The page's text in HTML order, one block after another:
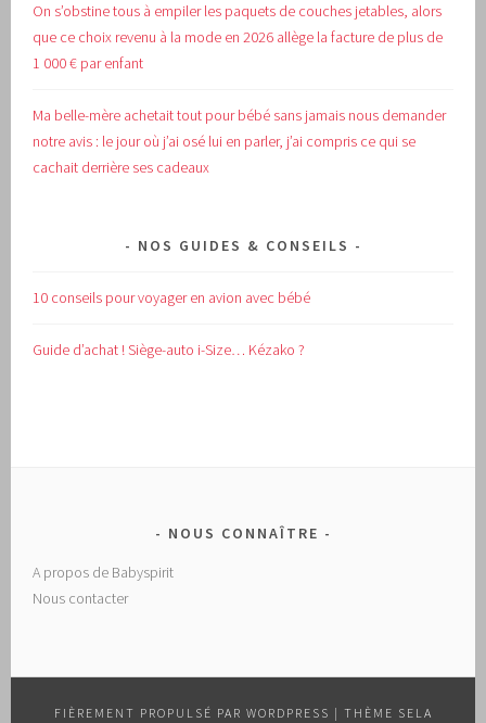
On s’obstine tous à empiler les paquets de couches jetables, alors
que ce choix revenu à la mode en 2026 allège la facture de plus de
1 000 € par enfant
Ma belle-mère achetait tout pour bébé sans jamais nous demander
notre avis : le jour où j’ai osé lui en parler, j’ai compris ce qui se
cachait derrière ses cadeaux
NOS GUIDES & CONSEILS
10 conseils pour voyager en avion avec bébé
Guide d’achat !Siège-auto i-Size… Kézako ?
NOUS CONNAÎTRE
A propos de Babyspirit
Nous contacter
FIÈREMENT PROPULSÉ PAR WORDPRESS | THÈME SELA